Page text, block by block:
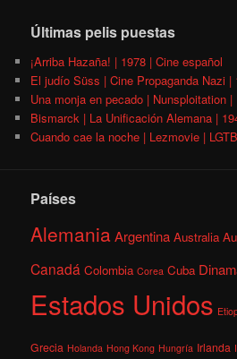
Últimas pelis puestas
¡Arriba Hazaña! | 1978 | Cine español
El judío Süss | Cine Propaganda Nazi |
Una monja en pecado | Nunsploitation |
Bismarck | La Unificación Alemana |
Cuando cae la noche | Lezmovie |
Países
AlemaniaArgentina Australia
Canadá Colombia Corea Cuba
Estados Unidos
Grecia Holanda Hong Kong Hungría Irlanda